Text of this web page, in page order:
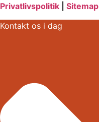
Privatlivspolitik
Sitemap
Kontakt os i dag